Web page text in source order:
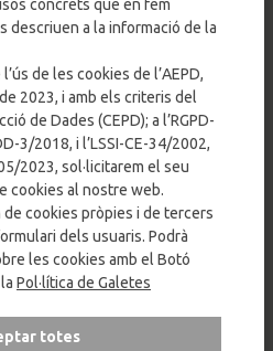
de denegació
rebuig de les cookies:
supòsits en els quals la no
impedeixi l’accés al lloc web
del servei, sempre que
en relació a aquest fet i
no necessàriament gratuïta
d’acceptar l’ús de
amb l’RGPD-UE-
la normativa de l’LSSI-CE-
concrets que en fem
descriuen a la informació de la
de les cookies de l’AEPD,
2023, i amb els criteris del
de Dades (CEPD); a l’RGPD-
3/2018, i l’LSSI-CE-34/2002,
2023, sol·licitarem el seu
cookies al nostre web.
cookies pròpies i de tercers
dels usuaris. Podrà
les cookies amb el Botó
Pol·lítica de Galetes
totes